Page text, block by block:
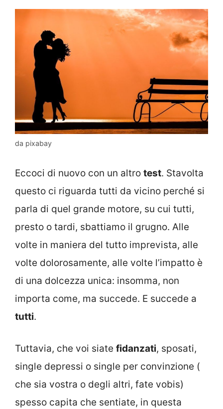
da pixabay
Eccoci di nuovo con un altro test. Stavolta
questo ci riguarda tutti da vicino perché si
parla di quel grande motore, su cui tutti,
presto o tardi, sbattiamo il grugno. Alle
volte in maniera del tutto imprevista, alle
volte dolorosamente, alle volte l’impatto è
di una dolcezza unica: insomma, non
importa come, ma succede. E succede a
tutti.
Tuttavia, che voi siate fidanzati, sposati,
single depressi o single per convinzione (
che sia vostra o degli altri, fate vobis)
spesso capita che sentiate, in questa